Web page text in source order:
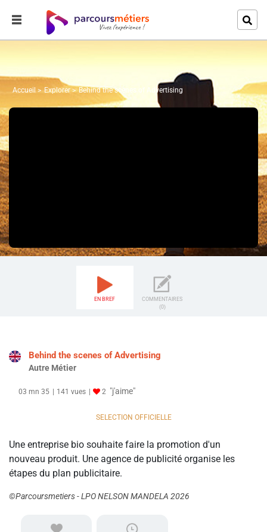
Accueil Explorer Behind the scenes of Advertising
EN BREF
COMMENTAIRES
(0)
Behind the scenes of Advertising
Autre Métier
03 mn 35 141 vues 2 "j'aime"
SELECTION OFFICIELLE
Une entreprise bio souhaite faire la promotion d'un
nouveau produit. Une agence de publicité organise les
étapes du plan publicitaire.
©Parcoursmetiers - LPO NELSON MANDELA 2026